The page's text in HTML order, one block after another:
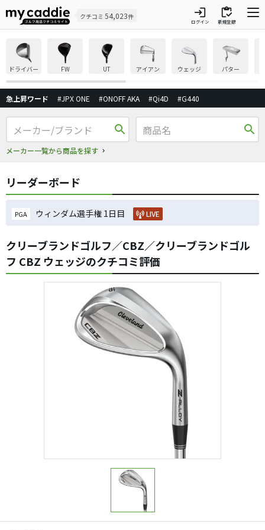
クチコミ 54,023件 login
ログイン
inventory
新規登録
ドライバー FW UT アイアン ウェッジ パター
急上昇ワード #JPX ONE #ONOFF AKA #Qi4D #G440
search
メーカー一覧から商品を探す
search
リーダーボード
PGA ウィンダム選手権 1日目 LIVE
クリーブランドゴルフ／CBZ／クリーブランドゴル
フ CBZ ウェッジのクチコミ評価